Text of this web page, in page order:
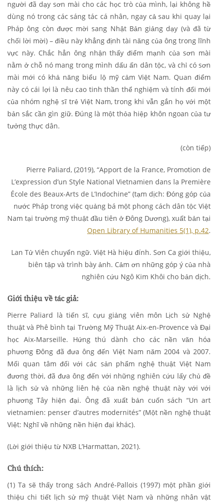
người đã dạy sơn mài cho các học trò của mình, lại không hề
dùng nó trong các sáng tác cá nhân, ngay cả sau khi quay lại
Pháp ông còn được mời sang Nhật Bản giảng dạy (và đã từ
chối lời mời) – điều này khẳng định tài năng của ông trong lĩnh
vực này. Chắc hẳn ông nhận thấy điểm mạnh của sơn mài
nằm ở chỗ nó mang trong mình dấu ấn dân tộc, và chỉ có sơn
mài mới có khả năng biểu lộ mỹ cảm Việt Nam. Quan điểm
này có cái lợi là nêu cao tinh thần thể nghiệm và tính đổi mới
của nhóm nghệ sĩ trẻ Việt Nam, trong khi vẫn gắn họ với một
bản sắc cần gìn giữ. Đúng là một thỏa hiệp khôn ngoan của tư
tưởng thực dân.
(còn tiếp)
Pierre Paliard, (2019), “Apport de la France, Promotion de
L’expression d’un Style National Vietnamien dans la Première
École des Beaux-Arts de L’Indochine” (tạm dịch: Đóng góp của
nước Pháp trong việc quảng bá một phong cách dân tộc Việt
Nam tại trường mỹ thuật đầu tiên ở Đông Dương), xuất bản tại
Open Library of Humanities 5(1), p.42.
Lan Tử Viên chuyển ngữ. Việt Hà hiệu đính. Sơn Ca giới thiệu,
biên tập và trình bày ảnh. Cảm ơn những góp ý của nhà
nghiên cứu Ngô Kim Khôi cho bản dịch.
Giới thiệu về tác giả:
Pierre Paliard là tiến sĩ, cựu giảng viên môn Lịch sử Nghệ
thuật và Phê bình tại Trường Mỹ Thuật Aix-en-Provence và Đại
học Aix-Marseille. Hứng thú dành cho các nền văn hóa
phương Đông đã đưa ông đến Việt Nam năm 2004 và 2007.
Mối quan tâm đối với các sản phẩm nghệ thuật Việt Nam
đương thời, đã đưa ông đến với những nghiên cứu lấy chủ đề
là lịch sử và những liên hệ của nền nghệ thuật này với với
phương Tây hiện đại. Ông đã xuất bản cuốn sách “Un art
vietnamien: penser d’autres modernités”(Một nền nghệ thuật
Việt: Nghĩ về những nền hiện đại khác).
(Lời giới thiệu từ NXB L’Harmattan, 2021).
Chú thích:
(1) Ta sẽ thấy trong sách André-Pallois (1997) một phần giới
thiệu chi tiết lịch sử mỹ thuật Việt Nam và những nhân vật